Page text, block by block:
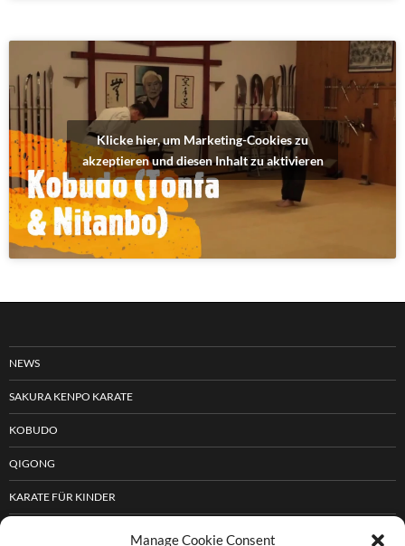
Manage Cookie Consent
Klicke hier, um Marketing-Cookies zu
akzeptieren und diesen Inhalt zu aktivieren
NEWS
SAKURA KENPO KARATE
KOBUDO
QIGONG
KARATE FÜR KINDER